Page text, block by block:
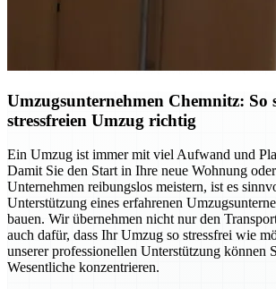
Umzugsunternehmen Chemnitz: So
stressfreien Umzug richtig
Ein Umzug ist immer mit viel Aufwand und
Damit Sie den Start in Ihre neue Wohnung
Unternehmen reibungslos meistern, ist es
Unterstützung eines erfahrenen
bauen. Wir übernehmen nicht nur den
auch dafür, dass Ihr Umzug so stressfrei wie
unserer professionellen Unterstützung können
Wesentliche konzentrieren.